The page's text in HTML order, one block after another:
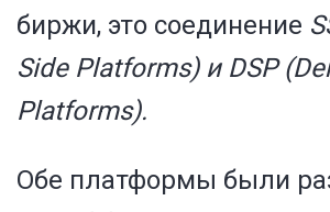
биржи, это соединение
Side Platforms) и DSP
Platforms).
Обе платформы были